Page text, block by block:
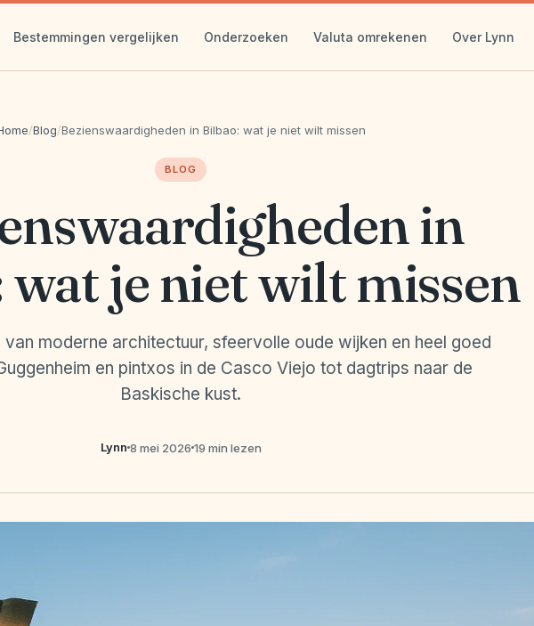
Bestemmingen vergelijken Onderzoeken Valuta omrekenen Over Lynn
/Blog/Bezienswaardigheden in Bilbao: wat je niet wilt missen
BLOG
in
je niet wilt missen
van moderne architectuur, sfeervolle oude wijken en heel goed
en pintxos in de Casco Viejo tot dagtrips naar de
Baskische kust.
Lynn 8 mei 2026 19 min lezen